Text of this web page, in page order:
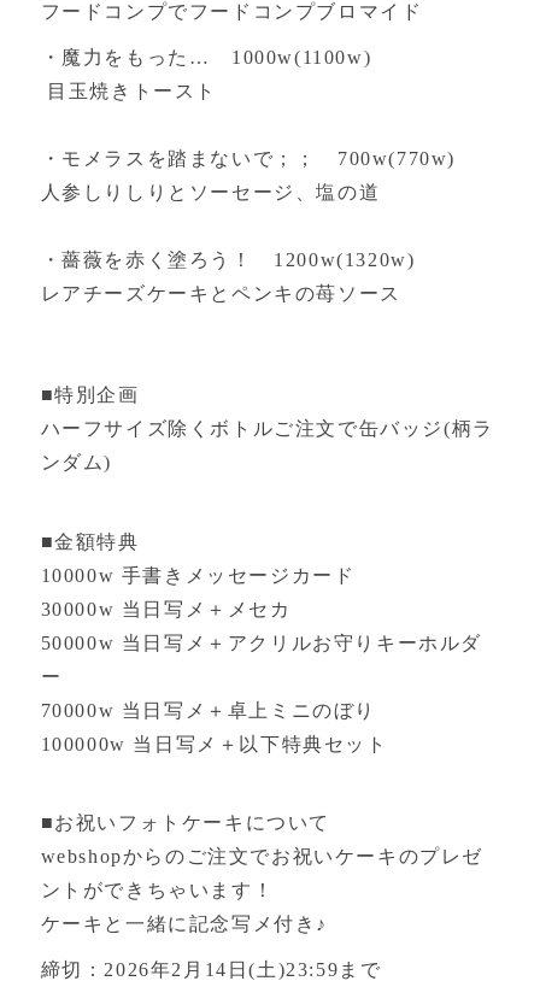
フードコンプでフードコンプブロマイド
・魔力をもった… 1000w(1100w)
目玉焼きトースト
・モメラスを踏まないで；； 700w(770w)
人参しりしりとソーセージ、塩の道
・薔薇を赤く塗ろう！ 1200w(1320w)
レアチーズケーキとペンキの苺ソース
■特別企画
ハーフサイズ除くボトルご注文で缶バッジ(柄ラ
ンダム)
■金額特典
10000w 手書きメッセージカード
30000w 当日写メ＋メセカ
50000w 当日写メ＋アクリルお守りキーホルダ
ー
70000w 当日写メ＋卓上ミニのぼり
100000w 当日写メ＋以下特典セット
■お祝いフォトケーキについて
webshopからのご注文でお祝いケーキのプレゼ
ントができちゃいます！
ケーキと一緒に記念写メ付き♪
締切：2026年2月14日(土)23:59まで